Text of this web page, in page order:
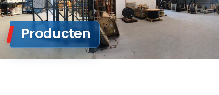
Producten